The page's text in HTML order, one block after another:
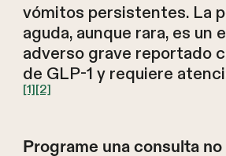
vómitos persistentes. La
aguda, aunque rara, es un
adverso grave reportado
de GLP-1 y requiere
[1][2]
Programe una consulta